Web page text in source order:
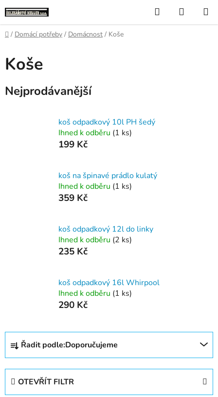
na
obsah
Hledat
KOŠÍK
Domů
/ Domácí potřeby / Domácnost / Koše
Koše
Nejprodávanější
koš odpadkový 10l PH šedý
Ihned k odběru (1 ks)
199 Kč
koš na špinavé prádlo kulatý
Ihned k odběru (1 ks)
359 Kč
koš odpadkový 12l do linky
Ihned k odběru (2 ks)
235 Kč
koš odpadkový 16l Whirpool
Ihned k odběru (1 ks)
290 Kč
Ř
z
Řadit podle:Doporučujeme
OTEVŘÍT FILTR